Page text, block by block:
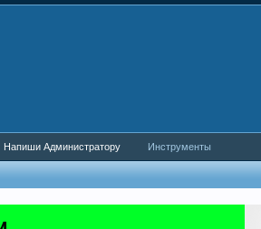
Напиши Администратору Инструменты